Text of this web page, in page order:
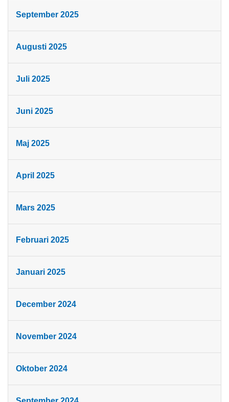
September 2025
Augusti 2025
Juli 2025
Juni 2025
Maj 2025
April 2025
Mars 2025
Februari 2025
Januari 2025
December 2024
November 2024
Oktober 2024